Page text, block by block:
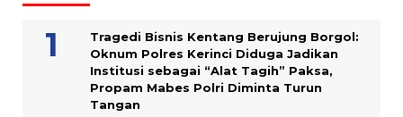
Tragedi Bisnis Kentang Berujung Borgol:
Oknum Polres Kerinci Diduga Jadikan
Institusi sebagai “Alat Tagih” Paksa,
Propam Mabes Polri Diminta Turun
Tangan